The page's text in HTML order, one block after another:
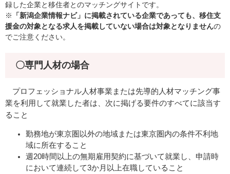
録した企業と移住者とのマッチングサイトです。
※
「新潟企業情報ナビ」に掲載されている企業であっても、移住支
援金の対象となる求人を掲載していない場合は対象となりませんの
でご注意ください。
〇専門人材の場合
プロフェッショナル人材事業または先導的人材マッチング事
業を利用して就業した者は、次に掲げる要件のすべてに該当す
ること
勤務地が東京圏以外の地域または東京圏内の条件不利地
域に所在すること
週20時間以上の無期雇用契約に基づいて就業し、申請時
において連続して3か月以上在職していること